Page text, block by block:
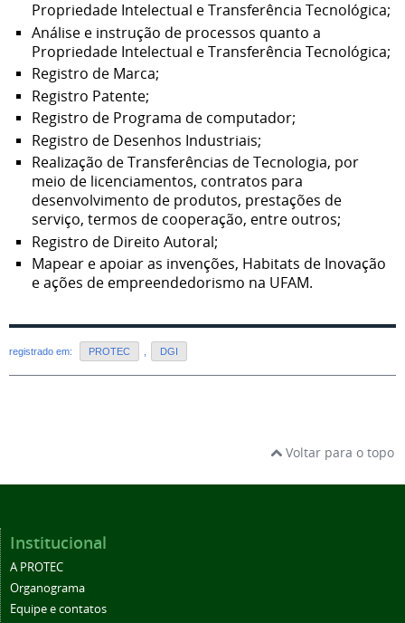
Propriedade Intelectual e Transferência Tecnológica;
Análise e instrução de processos quanto a
Propriedade Intelectual e Transferência Tecnológica;
Registro de Marca;
Registro Patente;
Registro de Programa de computador;
Registro de Desenhos Industriais;
Realização de Transferências de Tecnologia, por
meio de licenciamentos, contratos para
desenvolvimento de produtos, prestações de
serviço, termos de cooperação, entre outros;
Registro de Direito Autoral;
Mapear e apoiar as invenções, Habitats de Inovação
e ações de empreendedorismo na UFAM.
registrado em: PROTEC DGI
Voltar para o topo
Institucional
A PROTEC
Organograma
Equipe e contatos